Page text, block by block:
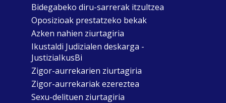
Bidegabeko diru-sarrerak itzultzea
Oposizioak prestatzeko bekak
Azken nahien ziurtagiria
Ikustaldi Judizialen deskarga -
JustiziaIkusBi
Zigor-aurrekarien ziurtagiria
Zigor-aurrekariak ezereztea
Sexu-delituen ziurtagiria